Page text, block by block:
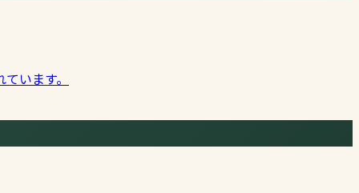
います。